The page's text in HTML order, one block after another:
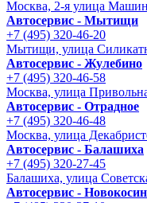
Москва, 2-я улица
Автосервис - Мытищи
+7 (495) 320-46-20
Мытищи, улица
Автосервис - Жулебино
+7 (495) 320-46-58
Москва, улица
Автосервис - Отрадное
+7 (495) 320-46-48
Москва, улица
Автосервис - Балашиха
+7 (495) 320-27-45
Балашиха, улица
Автосервис -